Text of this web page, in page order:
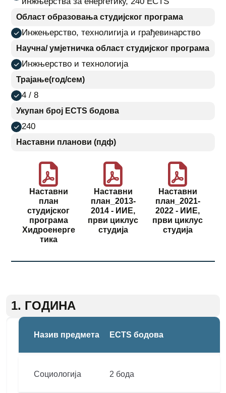
Област образовања студијског програма
Инжењерство, технолигија и грађевинарство
Научна/ умјетничка област студијског програма
Инжњерство и технологија
Трајање(год/сем)
4 / 8
Укупан број ECTS бодова
240
Наставни планови (пдф)
Наставни
план
студијског
програма
Хидроенерге
тика
Наставни
план_2013-
2014 - ИИЕ,
први циклус
студија
Наставни
план_2021-
2022 - ИИЕ,
први циклус
студија
1. ГОДИНА
Назив предмета ECTS бодова
Социологија 2 бода